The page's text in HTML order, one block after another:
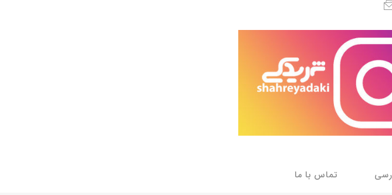
آردی و آریسان
آردی و آریسان
خانواده ریو
تماس با ما